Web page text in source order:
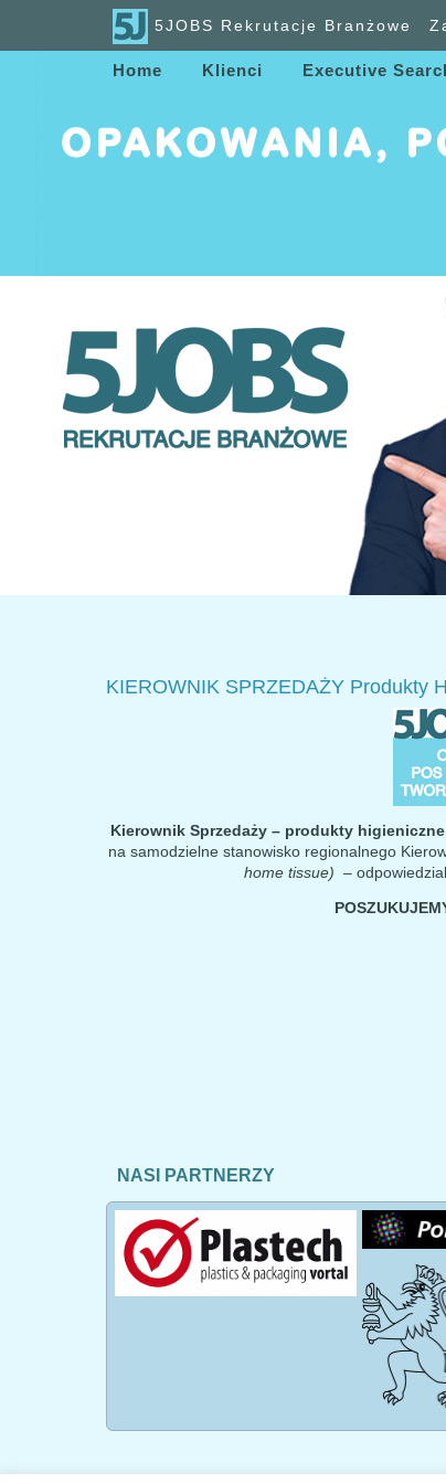
5JOBS Rekrutacje Branżowe
Home Klienci Executive
KIEROWNIK SPRZEDAŻY Produkty
Kierownik Sprzedaży – produkty
na samodzielne stanowisko regionalnego
home tissue) –
NASI PARTNERZY